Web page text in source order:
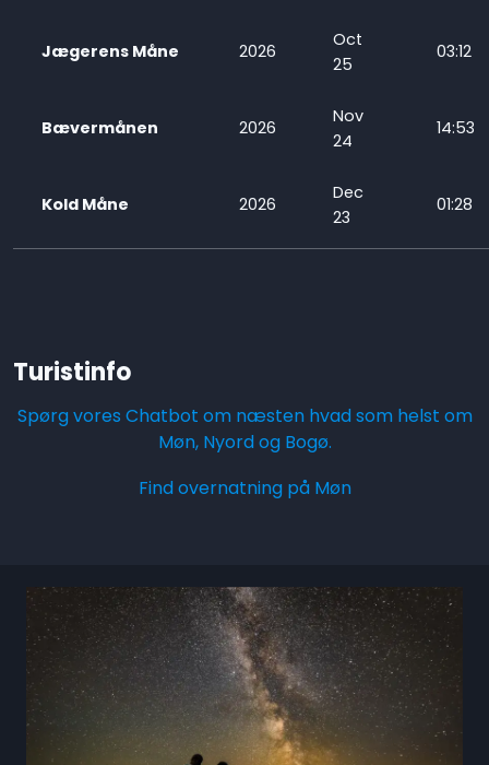
Jægerens Måne 2026
Oct
25
03:12
Bævermånen 2026
Nov
24
14:53
Kold Måne 2026
Dec
23
01:28
Turistinfo
Spørg vores Chatbot om næsten hvad som helst om
Møn, Nyord og Bogø.
Find overnatning på Møn